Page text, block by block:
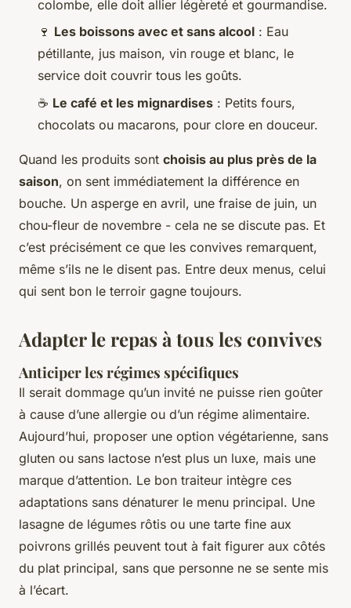
colombe, elle doit allier légèreté et gourmandise.
🍷 Les boissons avec et sans alcool : Eau
pétillante, jus maison, vin rouge et blanc, le
service doit couvrir tous les goûts.
☕ Le café et les mignardises : Petits fours,
chocolats ou macarons, pour clore en douceur.
Quand les produits sont choisis au plus près de la
saison, on sent immédiatement la différence en
bouche. Un asperge en avril, une fraise de juin, un
chou-fleur de novembre - cela ne se discute pas. Et
c’est précisément ce que les convives remarquent,
même s’ils ne le disent pas. Entre deux menus, celui
qui sent bon le terroir gagne toujours.
Adapter le repas à tous les convives
Anticiper les régimes spécifiques
Il serait dommage qu’un invité ne puisse rien goûter
à cause d’une allergie ou d’un régime alimentaire.
Aujourd’hui, proposer une option végétarienne, sans
gluten ou sans lactose n’est plus un luxe, mais une
marque d’attention. Le bon traiteur intègre ces
adaptations sans dénaturer le menu principal. Une
lasagne de légumes rôtis ou une tarte fine aux
poivrons grillés peuvent tout à fait figurer aux côtés
du plat principal, sans que personne ne se sente mis
à l’écart.